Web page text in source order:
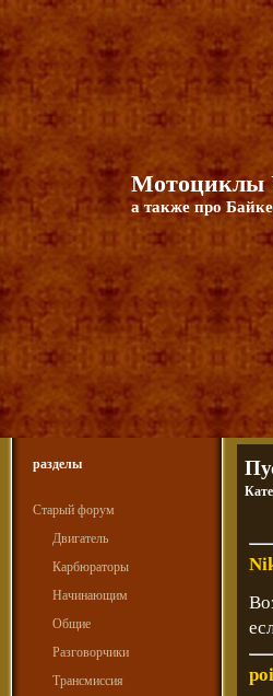
Мотоциклы
а также про
разделы
Старый форум
Двигатель
Карбюраторы
Начинающим
Общие
Разговорчики
Трансмиссия